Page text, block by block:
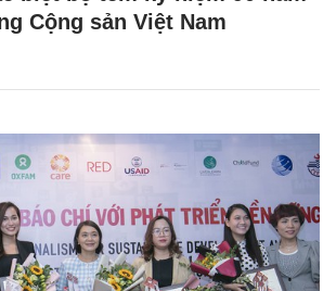
Cộng sản Việt Nam